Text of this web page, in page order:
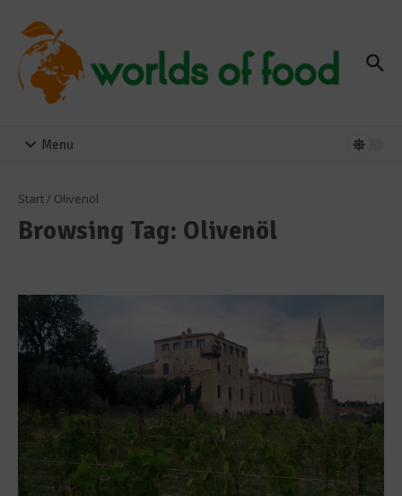
Menu
Start/ Olivenöl
Browsing Tag: Olivenöl